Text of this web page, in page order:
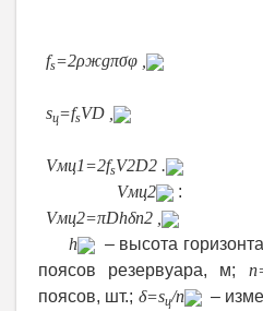
fs=2ρжgπσφ
sц=fsVD
Vмц1=2fsV2D2 .
Vмц2
:
Vмц2=πDhδn2
h
– высота
поясов резервуара, м; n
поясов, шт.; δ=sц/n
–